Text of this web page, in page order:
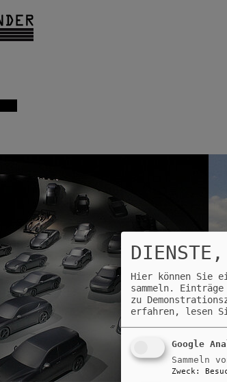
DIENSTE,
Hier können Sie
sammeln.
zu
erfahren, lesen
Google
Sammeln
Zweck: